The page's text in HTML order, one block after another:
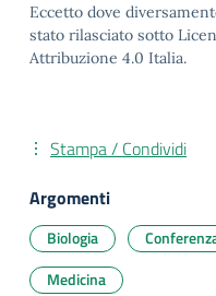
Eccetto dove
stato rilasciato sotto
Attribuzione 4.0 Italia.
Stampa / Condividi
Argomenti
Biologia
Medicina